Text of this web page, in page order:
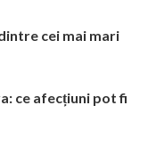
cei mai mari
ce afecțiuni pot fi